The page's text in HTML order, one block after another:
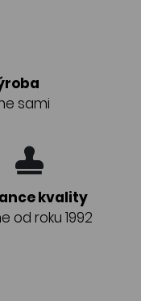
sami
kvality
od roku 1992